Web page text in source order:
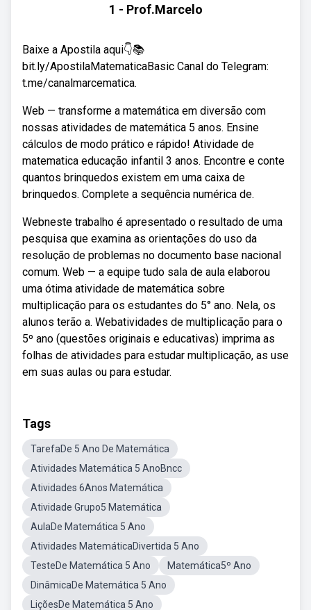
1 - Prof.Marcelo
Baixe a Apostila aqui👇📚
bit.ly/ApostilaMatematicaBasic Canal do Telegram:
t.me/canalmarcematica.
Web — transforme a matemática em diversão com
nossas atividades de matemática 5 anos. Ensine
cálculos de modo prático e rápido! Atividade de
matematica educação infantil 3 anos. Encontre e conte
quantos brinquedos existem em uma caixa de
brinquedos. Complete a sequência numérica de.
Webneste trabalho é apresentado o resultado de uma
pesquisa que examina as orientações do uso da
resolução de problemas no documento base nacional
comum. Web — a equipe tudo sala de aula elaborou
uma ótima atividade de matemática sobre
multiplicação para os estudantes do 5° ano. Nela, os
alunos terão a. Webatividades de multiplicação para o
5º ano (questões originais e educativas) imprima as
folhas de atividades para estudar multiplicação, as use
em suas aulas ou para estudar.
Tags
TarefaDe 5 Ano De Matemática
Atividades Matemática 5 AnoBncc
Atividades 6Anos Matemática
Atividade Grupo5 Matemática
AulaDe Matemática 5 Ano
Atividades MatemáticaDivertida 5 Ano
TesteDe Matemática 5 Ano
Matemática5º Ano
DinâmicaDe Matemática 5 Ano
LiçõesDe Matemática 5 Ano